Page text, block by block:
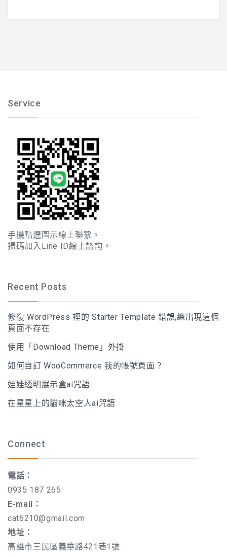
Service
手機點選圖示線上聯繫。
掃碼加入Line ID線上諮詢。
Recent Posts
修復 WordPress 裡的 Starter Template 錯誤,總出現這個
頁面不存在
使用「Download Theme」外掛
如何自訂 WooCommerce 我的帳號頁面？
娃娃透明展示盒ai咒語
在星星上的貓咪太空人ai咒語
Connect
電話：
0935 187 265
E-mail：
cat6210@gmail.com
地址：
高雄市三民區義華路421巷1號